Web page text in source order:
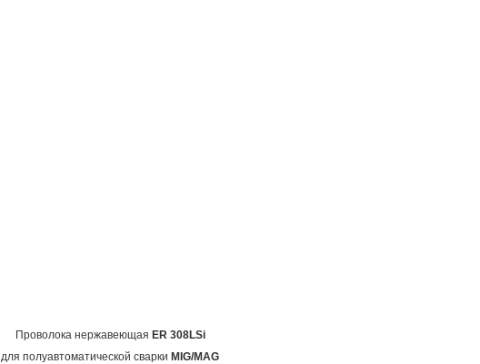
Проволока нержавеющая ER 308LSi
для полуавтоматической сварки MIG/MAG